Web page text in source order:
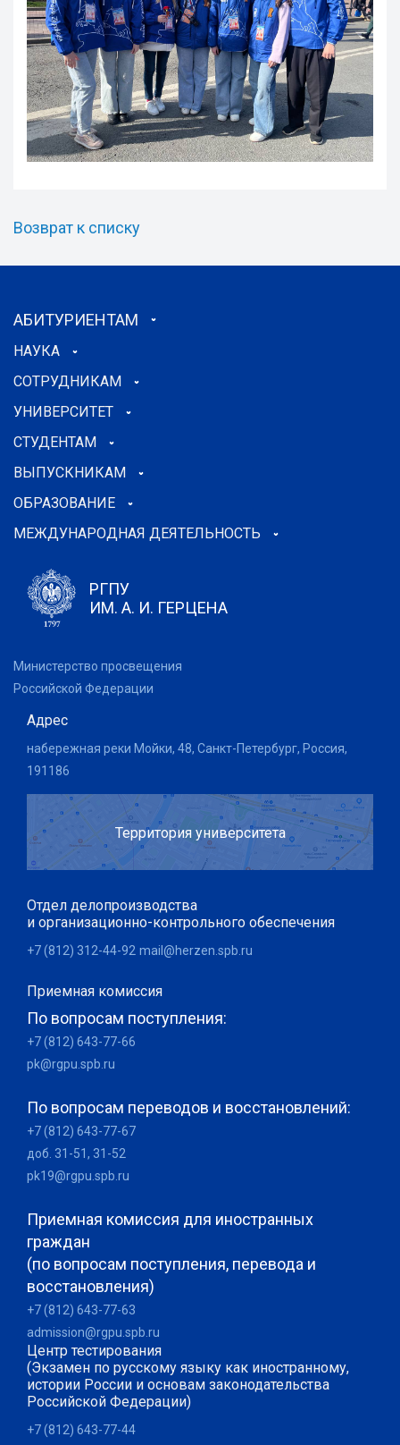
Возврат к списку
АБИТУРИЕНТАМ
НАУКА
СОТРУДНИКАМ
УНИВЕРСИТЕТ
СТУДЕНТАМ
ВЫПУСКНИКАМ
ОБРАЗОВАНИЕ
МЕЖДУНАРОДНАЯ ДЕЯТЕЛЬНОСТЬ
РГПУ
ИМ. А. И. ГЕРЦЕНА
Министерство просвещения
Российской Федерации
Адрес
набережная реки Мойки, 48, Санкт-Петербург, Россия,
191186
Территория университета
Отдел делопроизводства
и организационно-контрольного обеспечения
+7 (812) 312-44-92 mail@herzen.spb.ru
Приемная комиссия
По вопросам поступления:
+7 (812) 643-77-66
pk@rgpu.spb.ru
По вопросам переводов и восстановлений:
+7 (812) 643-77-67
доб. 31-51, 31-52
pk19@rgpu.spb.ru
Приемная комиссия для иностранных
граждан
(по вопросам поступления, перевода и
восстановления)
+7 (812) 643-77-63
admission@rgpu.spb.ru
Центр тестирования
(Экзамен по русскому языку как иностранному,
истории России и основам законодательства
Российской Федерации)
+7 (812) 643-77-44